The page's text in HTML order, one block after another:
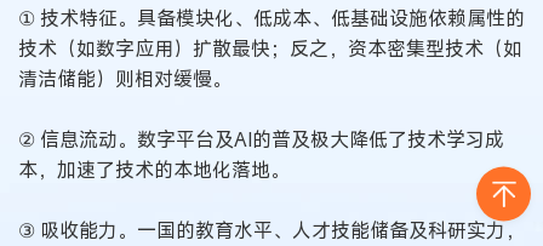
① 技术特征。具备模块化、低成本、低基础设施依赖属性的
技术（如数字应用）扩散最快；反之，资本密集型技术（如
清洁储能）则相对缓慢。
② 信息流动。数字平台及AI的普及极大降低了技术学习成
本，加速了技术的本地化落地。
③ 吸收能力。一国的教育水平、人才技能储备及科研实力，